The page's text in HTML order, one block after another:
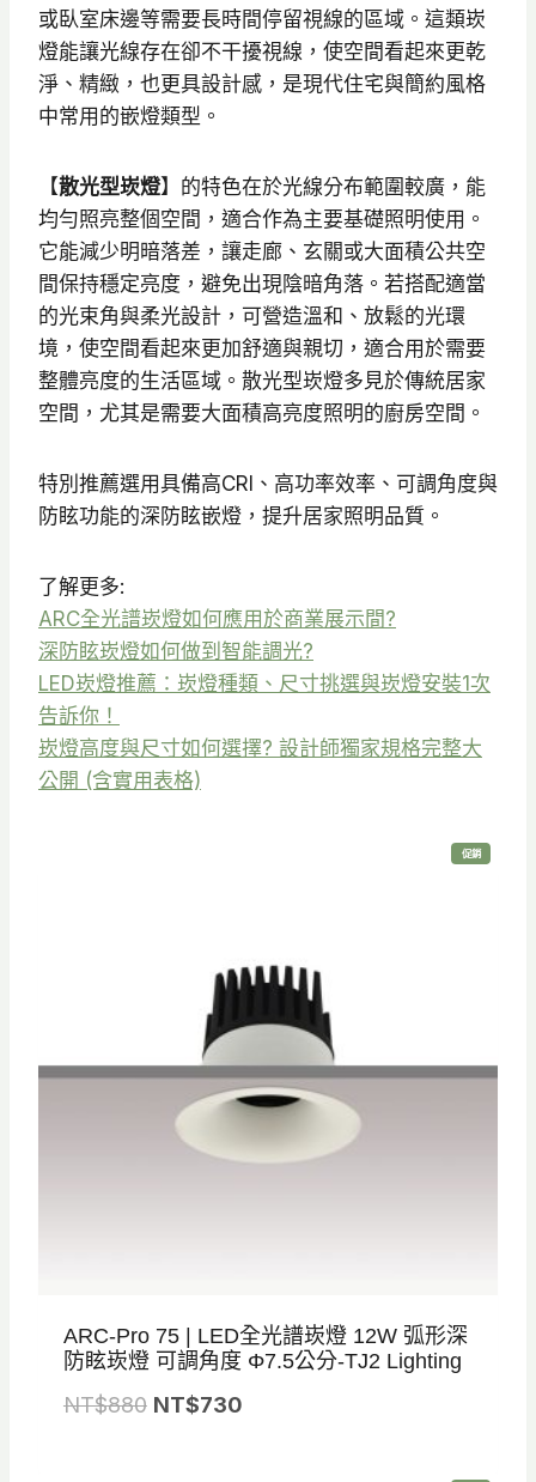
或臥室床邊等需要長時間停留視線的區域。這類崁
燈能讓光線存在卻不干擾視線，使空間看起來更乾
淨、精緻，也更具設計感，是現代住宅與簡約風格
中常用的嵌燈類型。
【散光型崁燈】的特色在於光線分布範圍較廣，能
均勻照亮整個空間，適合作為主要基礎照明使用。
它能減少明暗落差，讓走廊、玄關或大面積公共空
間保持穩定亮度，避免出現陰暗角落。若搭配適當
的光束角與柔光設計，可營造溫和、放鬆的光環
境，使空間看起來更加舒適與親切，適合用於需要
整體亮度的生活區域。散光型崁燈多見於傳統居家
空間，尤其是需要大面積高亮度照明的廚房空間。
特別推薦選用具備高CRI、高功率效率、可調角度與
防眩功能的深防眩嵌燈，提升居家照明品質。
了解更多:
ARC全光譜崁燈如何應用於商業展示間?
深防眩崁燈如何做到智能調光?
LED崁燈推薦：崁燈種類、尺寸挑選與崁燈安裝1次
告訴你！
崁燈高度與尺寸如何選擇? 設計師獨家規格完整大
公開 (含實用表格)
促銷特
價
ARC-Pro 75 | LED全光譜崁燈 12W 弧形深
防眩崁燈 可調角度 Φ7.5公分-TJ2 Lighting
NT$880 原
NT$730目